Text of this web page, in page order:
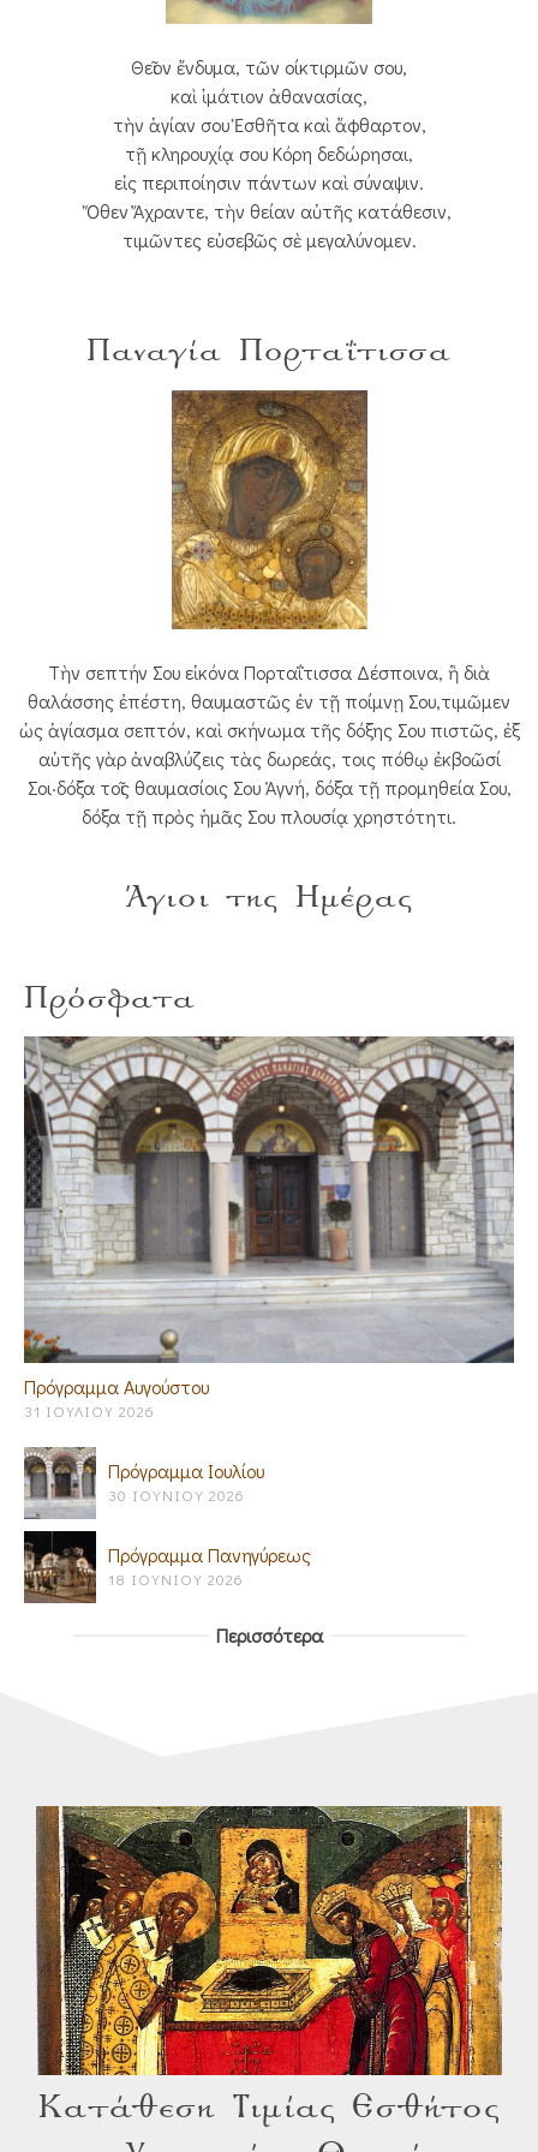
Θεῖον ἔνδυμα, τῶν οίκτιρμῶν σου,
καὶ ἱμάτιον ἀθανασίας,
τὴν ἁγίαν σου Ἐσθῆτα καὶ ἄφθαρτον,
τῇ κληρουχίᾳ σου Κόρη δεδώρησαι,
εἰς περιποίησιν πάντων καὶ σύναψιν.
Ὅθεν Ἄχραντε, τὴν θείαν αὐτῆς κατάθεσιν,
τιμῶντες εὐσεβῶς σὲ μεγαλύνομεν.
Παναγία Πορταΐτισσα
Τὴν σεπτήν Σου εἰκόνα Πορταΐτισσα Δέσποινα, ἣ διὰ
θαλάσσης ἐπέστη, θαυμαστῶς ἐν τῇ ποίμνῃ Σου,τιμῶμεν
ὡς ἁγίασμα σεπτόν, καὶ σκήνωμα τῆς δόξης Σου πιστῶς, ἐξ
αὐτῆς γὰρ ἀναβλύζεις τὰς δωρεάς, τοις πόθῳ ἐκβοῶσί
Σοι·δόξα τοῖς θαυμασίοις Σου Ἁγνή, δόξα τῇ προμηθεία Σου,
δόξα τῇ πρὸς ἡμᾶς Σου πλουσίᾳ χρηστότητι.
Άγιοι της Ημέρας
Πρόσφατα
Πρόγραμμα Αυγούστου
31 ΙΟΥΛΊΟΥ 2026
Πρόγραμμα Ιουλίου
30 ΙΟΥΝΊΟΥ 2026
Πρόγραμμα Πανηγύρεως
18 ΙΟΥΝΊΟΥ 2026
Περισσότερα
Κατάθεση Τιμίας Εσθήτος